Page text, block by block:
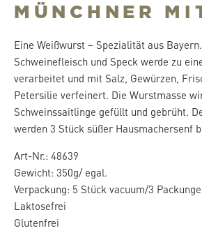
MÜNCHNER
Eine Weißwurst – Spezialität aus
Schweinefleisch und Speck werde zu
verarbeitet und mit Salz, Gewürzen,
Petersilie verfeinert. Die Wurstmasse
Schweinssaitlinge gefüllt und gebrüht.
werden 3 Stück süßer Hausmachersenf
Art-Nr.: 48639
Gewicht: 350g/ egal.
Verpackung: 5 Stück vacuum/3
Laktosefrei
Glutenfrei